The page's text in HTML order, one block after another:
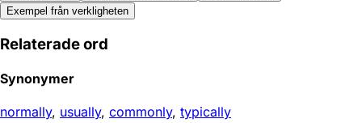
Exempel från verkligheten
Relaterade ord
Synonymer
normally, usually, commonly, typically